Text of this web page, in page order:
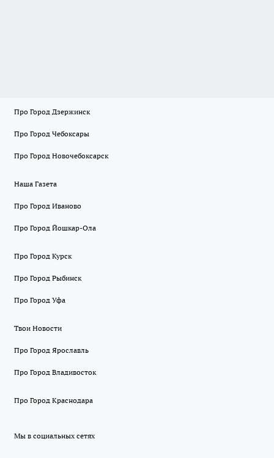
Про Город Дзержинск
Про Город Чебоксары
Про Город Новочебоксарск
Наша Газета
Про Город Иваново
Про Город Йошкар-Ола
Про Город Курск
Про Город Рыбинск
Про Город Уфа
Твои Новости
Про Город Ярославль
Про Город Владивосток
Про Город Краснодара
Мы в социальных сетях